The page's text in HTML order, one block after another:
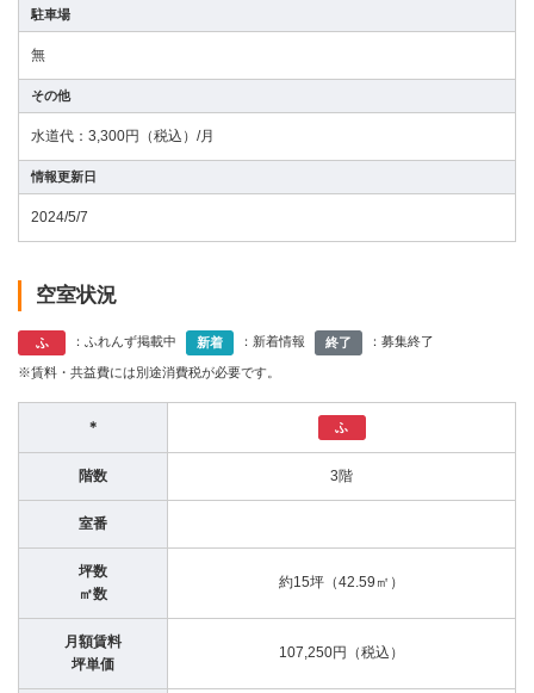
駐車場
無
その他
水道代：3,300円（税込）/月
情報更新日
2024/5/7
空室状況
ふ ：ふれんず掲載中 新着 ：新着情報 終了 ：募集終了
※賃料・共益費には別途消費税が必要です。
＊ ふ
階数 3階
室番
坪数
㎡数
約15坪（42.59㎡）
月額賃料
坪単価
107,250円（税込）